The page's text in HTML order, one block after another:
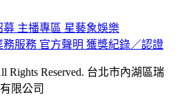
募 主播專區 星藝象娛樂
務服務 官方聲明 獲獎紀錄／認證
Rights Reserved. 台北市內湖區瑞
限公司